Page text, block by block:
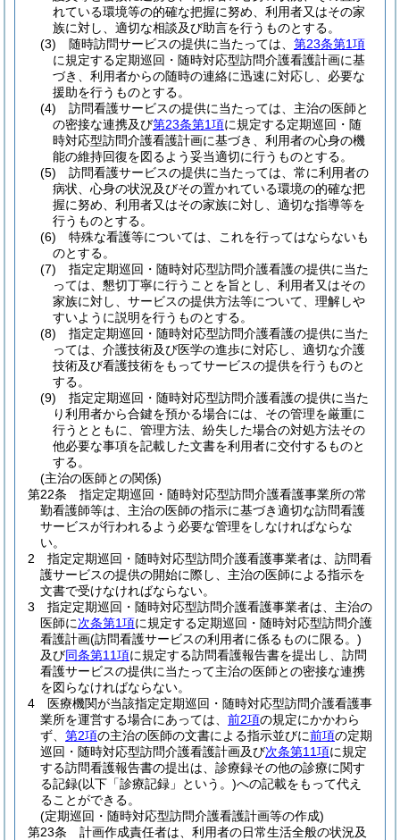
れている環境等の的確な把握に努め、利用者又はその家
族に対し、適切な相談及び助言を行うものとする。
(3)
随時訪問サービスの提供に当たっては、 第23条第1項
に規定する定期巡回・随時対応型訪問介護看護計画に基
づき、利用者からの随時の連絡に迅速に対応し、必要な
援助を行うものとする。
(4)
訪問看護サービスの提供に当たっては、主治の医師と
の密接な連携及び第23条第1項に規定する定期巡回・随
時対応型訪問介護看護計画に基づき、利用者の心身の機
能の維持回復を図るよう妥当適切に行うものとする。
(5)
訪問看護サービスの提供に当たっては、常に利用者の
病状、心身の状況及びその置かれている環境の的確な把
握に努め、利用者又はその家族に対し、適切な指導等を
行うものとする。
(6)
特殊な看護等については、これを行ってはならないも
のとする。
(7)
指定定期巡回・随時対応型訪問介護看護の提供に当た
っては、懇切丁寧に行うことを旨とし、利用者又はその
家族に対し、サービスの提供方法等について、理解しや
すいように説明を行うものとする。
(8)
指定定期巡回・随時対応型訪問介護看護の提供に当た
っては、介護技術及び医学の進歩に対応し、適切な介護
技術及び看護技術をもってサービスの提供を行うものと
する。
(9)
指定定期巡回・随時対応型訪問介護看護の提供に当た
り利用者から合鍵を預かる場合には、その管理を厳重に
行うとともに、管理方法、紛失した場合の対処方法その
他必要な事項を記載した文書を利用者に交付するものと
する。
(主治の医師との関係)
第22条
指定定期巡回・随時対応型訪問介護看護事業所の常
勤看護師等は、主治の医師の指示に基づき適切な訪問看護
サービスが行われるよう必要な管理をしなければならな
い。
2
指定定期巡回・随時対応型訪問介護看護事業者は、訪問看
護サービスの提供の開始に際し、主治の医師による指示を
文書で受けなければならない。
3
指定定期巡回・随時対応型訪問介護看護事業者は、主治の
医師に次条第1項に規定する定期巡回・随時対応型訪問介護
看護計画(訪問看護サービスの利用者に係るものに限る。)
及び同条第11項に規定する訪問看護報告書を提出し、訪問
看護サービスの提供に当たって主治の医師との密接な連携
を図らなければならない。
4
医療機関が当該指定定期巡回・随時対応型訪問介護看護事
業所を運営する場合にあっては、 前2項の規定にかかわら
ず、 第2項の主治の医師の文書による指示並びに前項の定期
巡回・随時対応型訪問介護看護計画及び次条第11項に規定
する訪問看護報告書の提出は、診療録その他の診療に関す
る記録(以下「診療記録」という。)への記載をもって代え
ることができる。
(定期巡回・随時対応型訪問介護看護計画等の作成)
第23条
計画作成責任者は、利用者の日常生活全般の状況及